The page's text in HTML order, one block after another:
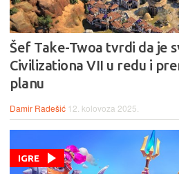
Šef Take-Twoa tvrdi da je
Civilizationa VII u redu i
planu
Damir Radešić 12. kolovoza 2025.
IGRE